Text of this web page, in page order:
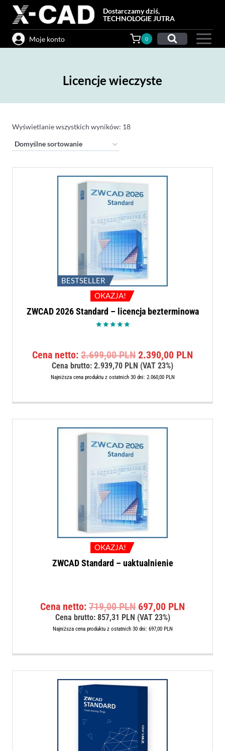
Przejdź
treści
Dostarczamy dziś,
TECHNOLOGIE JUTRA
Moje konto 0
Licencje wieczyste
Wyświetlanie wszystkich wyników: 18
BESTSELLER
OKAZJA!
ZWCAD 2026 Standard – licencja bezterminowa
Cena netto:2.699,00PLN Pierwotna
cena
wynosiła:
2.390,00 PLN
Cena brutto:2.939,70 PLN (VAT 23%)
Najniższa cena produktu z ostatnich 30 dni: 2.060,00 PLN
OKAZJA!
ZWCAD Standard – uaktualnienie
Cena netto:719,00PLN Pierwotna
cena
wynosiła:
697,00 PLN
Cena brutto: 857,31 PLN (VAT 23%)
Najniższa cena produktu z ostatnich 30 dni: 697,00 PLN